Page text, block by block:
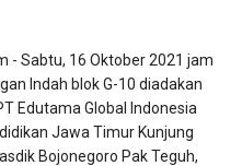
- Sabtu, 16 Oktober 2021 jam
Indah blok G-10 diadakan
Edutama Global Indonesia
Jawa Timur Kunjung
Bojonegoro Pak Teguh,